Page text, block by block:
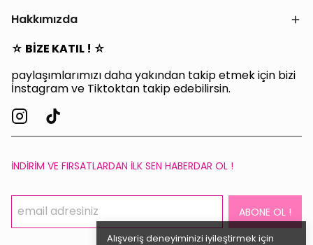
Alışveriş deneyiminizi iyileştirmek için
Hakkımızda
☆ BİZE KATIL ! ☆
paylaşımlarımızı daha yakından takip etmek için bizi
İnstagram ve Tiktoktan takip edebilirsin.
İNDİRİM VE FIRSATLARDAN İLK SEN HABERDAR OL !
ABONE OL !